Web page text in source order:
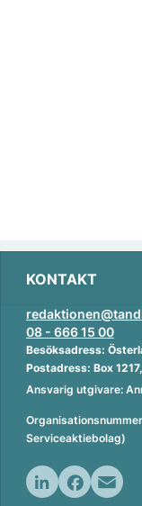
KONTAKT
08 - 666 15 00
Besöksadress:
Postadress: Box
Ansvarig utgivare:
Serviceaktiebolag)